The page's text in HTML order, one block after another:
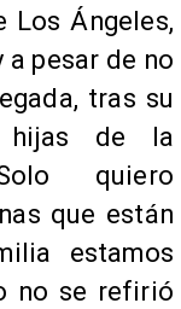
Los Ángeles,
pesar de no
tras su
de la
quiero
que están
estamos
no se refirió